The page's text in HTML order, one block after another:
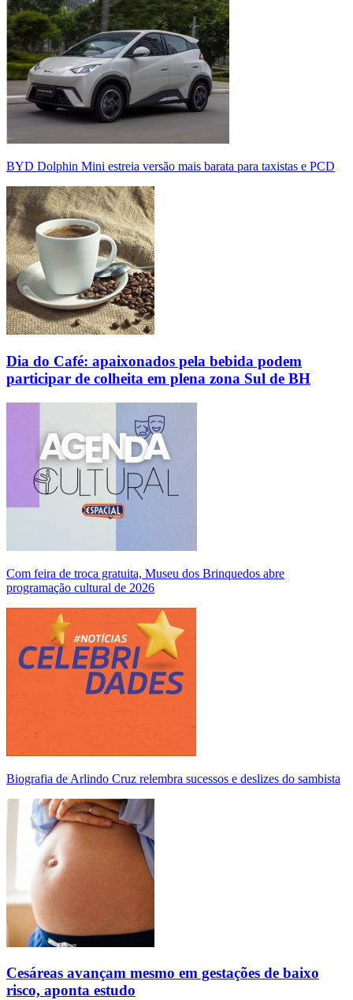
BYD Dolphin Mini estreia versão mais barata para taxistas e PCD
Dia do Café: apaixonados pela bebida podem
participar de colheita em plena zona Sul de BH
Com feira de troca gratuita, Museu dos Brinquedos abre
programação cultural de 2026
Biografia de Arlindo Cruz relembra sucessos e deslizes do sambista
Cesáreas avançam mesmo em gestações de baixo
risco, aponta estudo